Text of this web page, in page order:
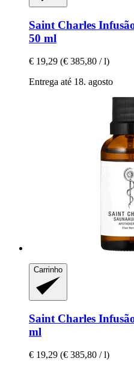
Saint Charles
50 ml
€ 19,29 (€ 385,80 / l)
Entrega até 18. agosto
Carrinho
Saint Charles
ml
€ 19,29 (€ 385,80 / l)